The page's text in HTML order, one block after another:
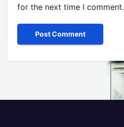
for the next time I comment.